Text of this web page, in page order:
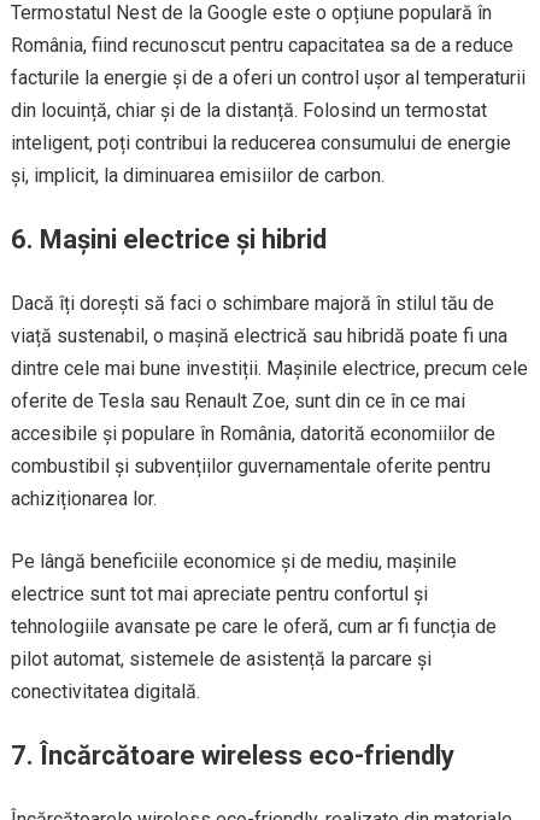
Termostatul Nest de la Google este o opțiune populară în
România, fiind recunoscut pentru capacitatea sa de a reduce
facturile la energie și de a oferi un control ușor al temperaturii
din locuință, chiar și de la distanță. Folosind un termostat
inteligent, poți contribui la reducerea consumului de energie
și, implicit, la diminuarea emisiilor de carbon.
6. Mașini electrice și hibrid
Dacă îți dorești să faci o schimbare majoră în stilul tău de
viață sustenabil, o mașină electrică sau hibridă poate fi una
dintre cele mai bune investiții. Mașinile electrice, precum cele
oferite de Tesla sau Renault Zoe, sunt din ce în ce mai
accesibile și populare în România, datorită economiilor de
combustibil și subvențiilor guvernamentale oferite pentru
achiziționarea lor.
Pe lângă beneficiile economice și de mediu, mașinile
electrice sunt tot mai apreciate pentru confortul și
tehnologiile avansate pe care le oferă, cum ar fi funcția de
pilot automat, sistemele de asistență la parcare și
conectivitatea digitală.
7. Încărcătoare wireless eco-friendly